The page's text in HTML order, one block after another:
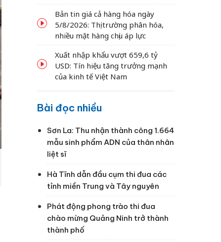
Bản tin giá cả hàng hóa ngày
5/8/2026: Thị trường phân hóa,
nhiều mặt hàng chịu áp lực
Xuất nhập khẩu vượt 659,6 tỷ
USD: Tín hiệu tăng trưởng mạnh
của kinh tế Việt Nam
Bài đọc nhiều
Sơn La: Thu nhận thành công 1.664
mẫu sinh phẩm ADN của thân nhân
liệt sĩ
Hà Tĩnh dẫn đầu cụm thi đua các
tỉnh miền Trung và Tây nguyên
Phát động phong trào thi đua
chào mừng Quảng Ninh trở thành
thành phố